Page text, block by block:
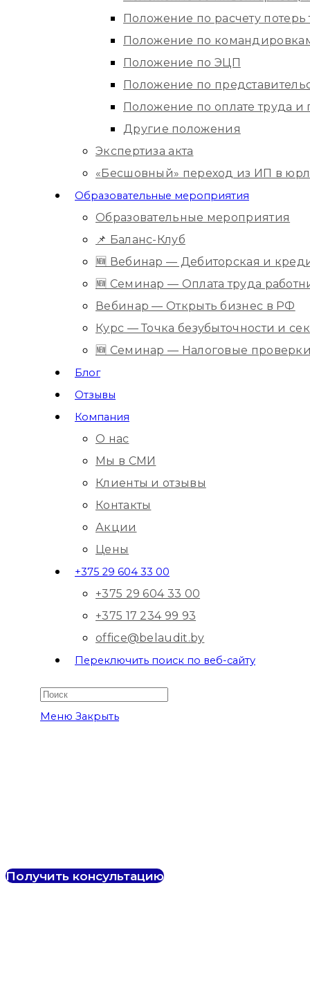
Положение по расчету
Положение по
Положение по ЭЦП
Положение по
Положение по оплате труда
Другие положения
Экспертиза акта
«Бесшовный» переход из ИП в
Образовательные мероприятия
Образовательные мероприятия
📌 Баланс-Клуб
🆕 Вебинар — Дебиторская и
🆕 Семинар — Оплата труда
Вебинар — Открыть бизнес в РФ
Курс — Точка безубыточности и
🆕 Семинар — Налоговые проверки
Блог
Отзывы
Компания
О нас
Мы в СМИ
Клиенты и отзывы
Контакты
Акции
Цены
+375 29 604 33 00
+375 29 604 33 00
+375 17 234 99 93
office@belaudit.by
Переключить поиск по веб-сайту
Меню Закрыть
Получить консультацию